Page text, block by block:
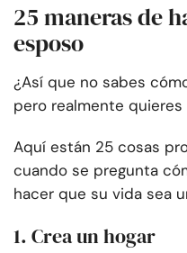
25 maneras de
esposo
¿Así que no sabes
pero realmente quieres
Aquí están 25 cosas
cuando se pregunta
hacer que su vida sea
1. Crea un hogar